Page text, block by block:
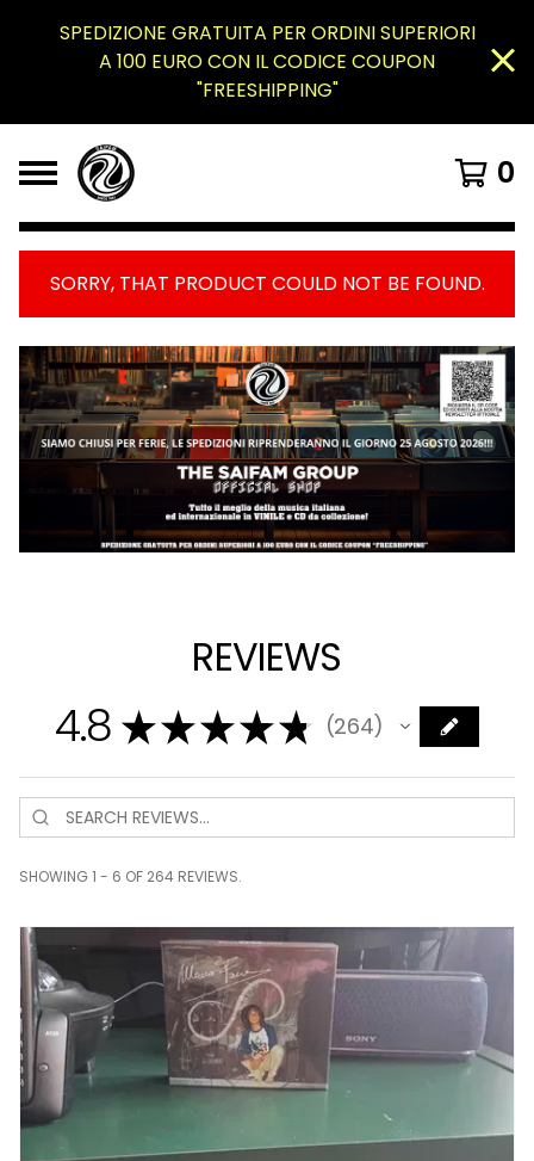
SPEDIZIONE GRATUITA PER ORDINI SUPERIORI
A 100 EURO CON IL CODICE COUPON
"FREESHIPPING"
0
SORRY, THAT PRODUCT COULD NOT BE FOUND.
REVIEWS
4.8 ★★★★★ 264
264
SHOWING 1 - 6 OF 264 REVIEWS.